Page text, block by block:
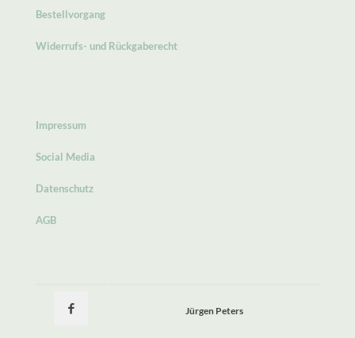
Bestellvorgang
Widerrufs- und Rückgaberecht
Impressum
Social Media
Datenschutz
AGB
Jürgen Peters